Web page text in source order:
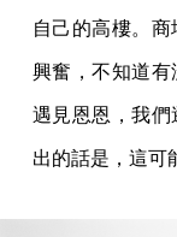
自己的高樓。
興奮，不知道
遇見恩恩，我們
出的話是，這可